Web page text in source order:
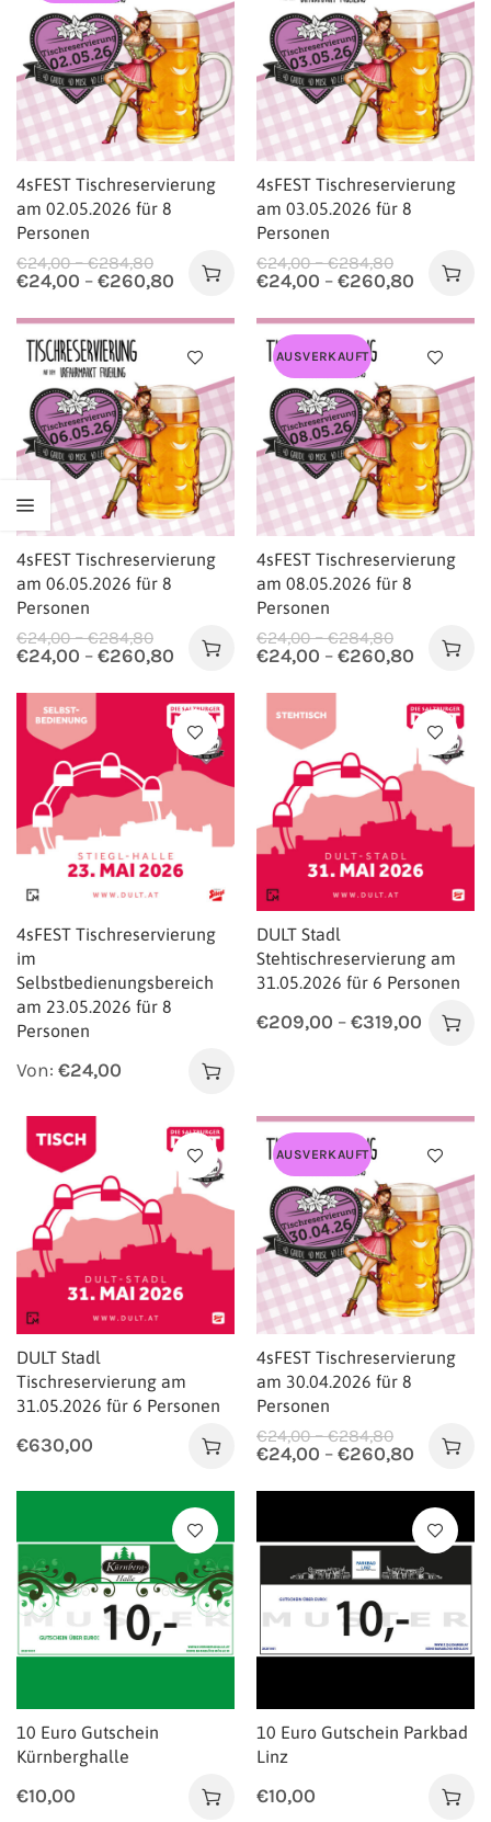
4sFEST Tischreservierung
am 02.05.2026 für 8
Personen
€24,00 –€284,80
€24,00 – €260,80
4sFEST Tischreservierung
am 03.05.2026 für 8
Personen
€24,00 –€284,80
€24,00 – €260,80
4sFEST Tischreservierung
am 06.05.2026 für 8
Personen
€24,00 –€284,80
€24,00 – €260,80
AUSVERKAUFT
4sFEST Tischreservierung
am 08.05.2026 für 8
Personen
€24,00 –€284,80
€24,00 – €260,80
4sFEST Tischreservierung
im
Selbstbedienungsbereich
am 23.05.2026 für 8
Personen
Von: €24,00
DULT Stadl
Stehtischreservierung am
31.05.2026 für 6 Personen
€209,00 – €319,00
DULT Stadl
Tischreservierung am
31.05.2026 für 6 Personen
€630,00
AUSVERKAUFT
4sFEST Tischreservierung
am 30.04.2026 für 8
Personen
€24,00 –€284,80
€24,00 – €260,80
10 Euro Gutschein
Kürnberghalle
€10,00
10 Euro Gutschein Parkbad
Linz
€10,00